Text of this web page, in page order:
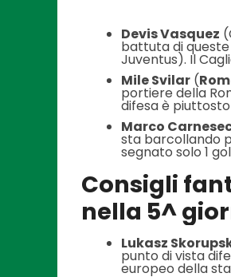
Devis Vasquez
battuta di
Juventus). Il
Mile Svilar (
portiere della
difesa è piuttosto
Marco
sta barcollando
segnato solo 1
Consigli
nella 5^
Lukasz
punto di vista
europeo della